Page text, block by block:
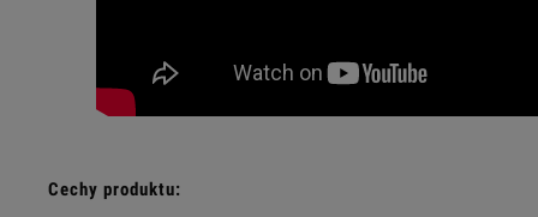
Cechy produktu: